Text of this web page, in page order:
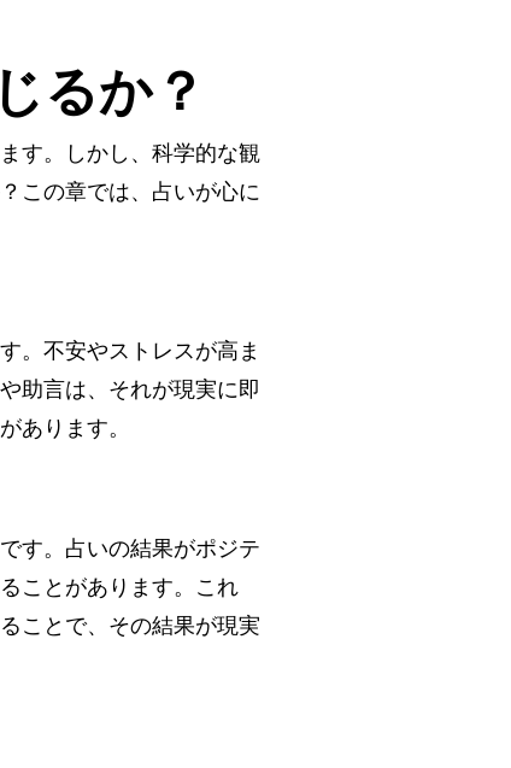
るか？
す。しかし、科学的な観
この章では、占いが心に
。不安やストレスが高ま
助言は、それが現実に即
あります。
す。占いの結果がポジテ
ことがあります。これ
ことで、その結果が現実